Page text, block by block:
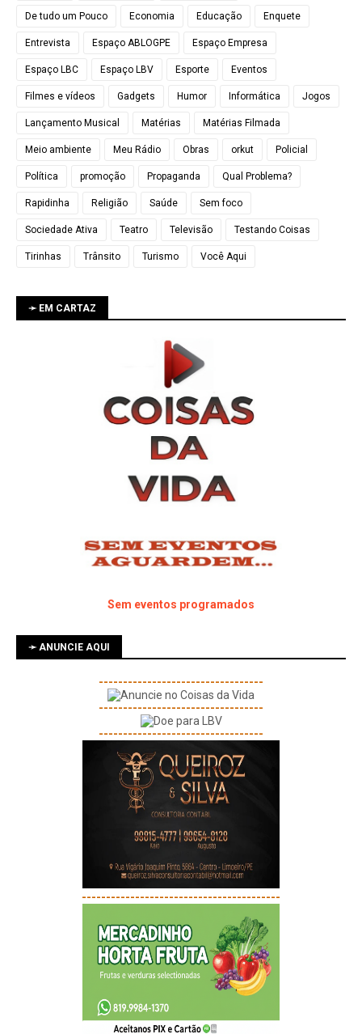
De tudo um Pouco Economia Educação Enquete
Entrevista Espaço ABLOGPE Espaço Empresa
Espaço LBC Espaço LBV Esporte Eventos
Filmes e vídeos Gadgets Humor Informática Jogos
Lançamento Musical Matérias Matérias Filmada
Meio ambiente Meu Rádio Obras orkut Policial
Política promoção Propaganda Qual Problema?
Rapidinha Religião Saúde Sem foco
Sociedade Ativa Teatro Televisão Testando Coisas
Tirinhas Trânsito Turismo Você Aqui
➛ EM CARTAZ
Sem eventos programados
➛ ANUNCIE AQUI
----------------------------------
----------------------------------
----------------------------------
-----------------------------------------